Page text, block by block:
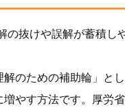
の抜けや誤解が蓄積し
のための補助輪」と
増やす方法です。厚労